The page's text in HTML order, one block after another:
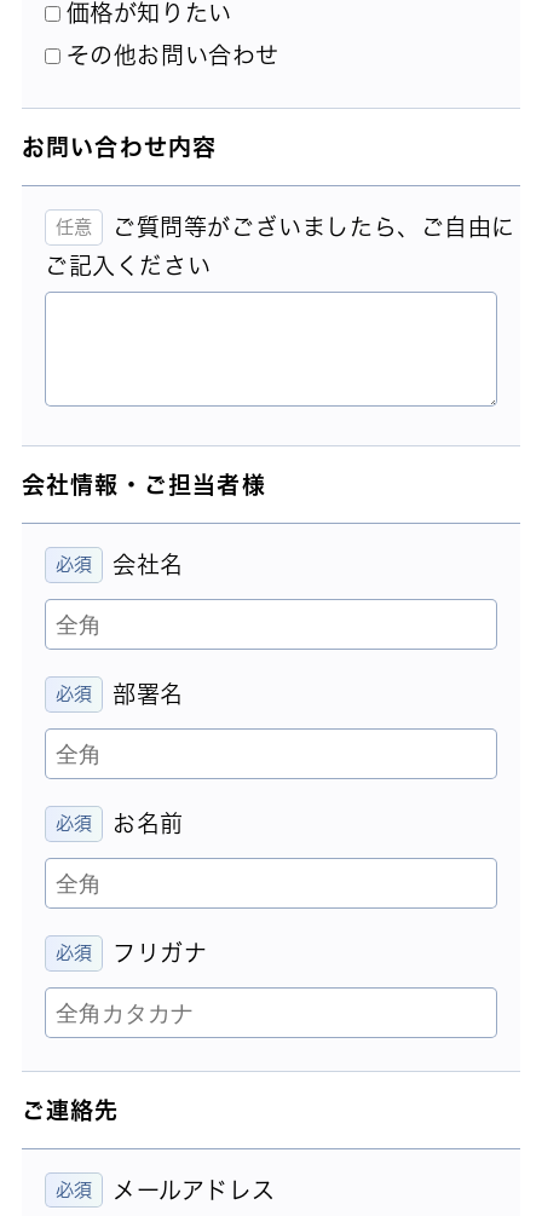
価格が知りたい
その他お問い合わせ
お問い合わせ内容
ご質問等がございましたら、ご自由に
ご記入ください
会社情報・ご担当者様
会社名
部署名
お名前
フリガナ
ご連絡先
メールアドレス